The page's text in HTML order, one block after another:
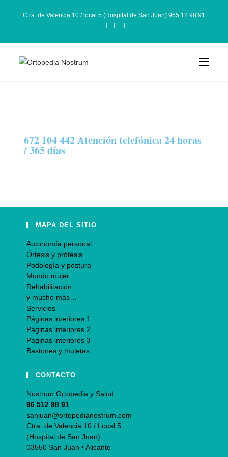
Ctra. de Valencia 10 / local 5 (Hospital de San Juan) 965 12 98 91
672 104 442 Atención telefónica 24 horas
/ 365 días
MAPA DEL SITIO
Autonomía personal
Órtesis y prótesis
Podología y postura
Mundo mujer
Rehabilitación
y mucho más…
Servicios
Páginas interiores 1
Páginas interiores 2
Páginas interiores 3
Bastones y muletas
CONTACTO
Nostrum Ortopedia y Salud
96 512 98 91
sanjuan@ortopedianostrum.com
Ctra. de Valencia 10 / Local 5
(Hospital de San Juan)
03550 San Juan • Alicante